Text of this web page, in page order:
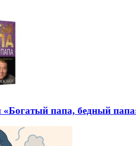
«Богатый папа, бедный